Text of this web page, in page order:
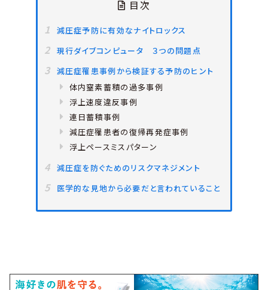
目次
減圧症予防に有効なナイトロックス
現行ダイブコンピュータ ３つの問題点
減圧症罹患事例から検証する予防のヒント
体内窒素蓄積の過多事例
浮上速度違反事例
連日蓄積事例
減圧症罹患者の復帰再発症事例
浮上ペースミスパターン
減圧症を防ぐためのリスクマネジメント
医学的な見地から必要だと言われていること